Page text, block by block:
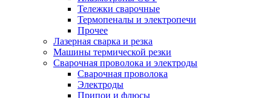
Тележки сварочные
Термопеналы и электропечи
Прочее
Лазерная сварка и резка
Машины термической резки
Сварочная проволока и электроды
Сварочная проволока
Электроды
Припои и флюсы